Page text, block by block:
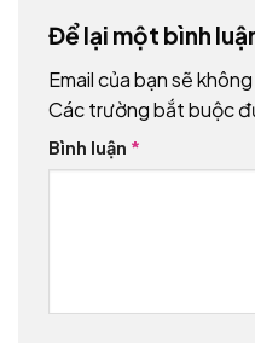
Để lại một bình
Email của bạn sẽ
Các trường bắt buộc
Bình luận *